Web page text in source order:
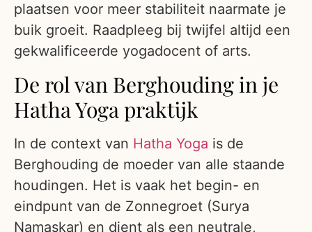
plaatsen voor meer stabiliteit naarmate je
buik groeit. Raadpleeg bij twijfel altijd een
gekwalificeerde yogadocent of arts.
De rol van Berghouding in je
Hatha Yoga praktijk
In de context van Hatha Yoga is de
Berghouding de moeder van alle staande
houdingen. Het is vaak het begin- en
eindpunt van de Zonnegroet (Surya
Namaskar) en dient als een neutrale,